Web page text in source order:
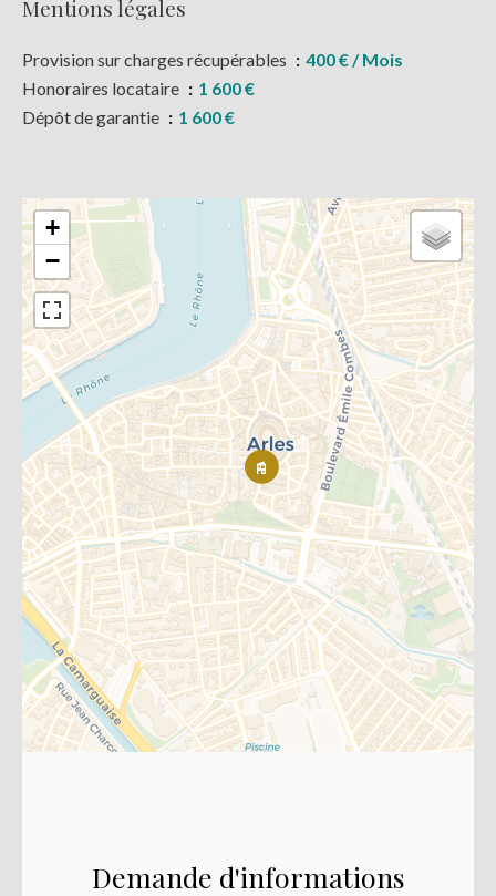
Mentions légales
Provision sur charges récupérables
400 € / Mois
Honoraires locataire
1 600 €
Dépôt de garantie
1 600 €
+
−
Demande d'informations